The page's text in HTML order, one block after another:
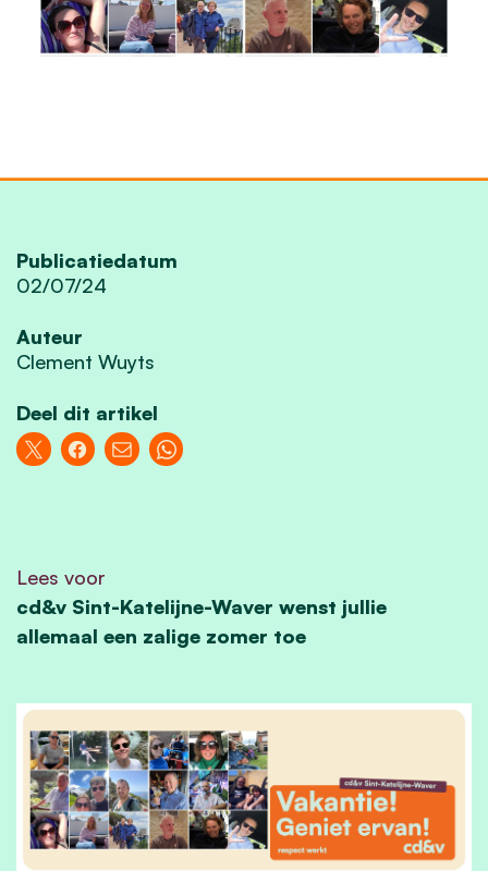
Publicatiedatum
02/07/24
Auteur
Clement Wuyts
Deel dit artikel
Lees voor
cd&v Sint-Katelijne-Waver wenst jullie
allemaal een zalige zomer toe